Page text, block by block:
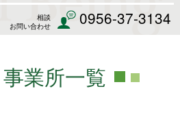
相談
お問い合わせ
0956-37-3134
業所一覧